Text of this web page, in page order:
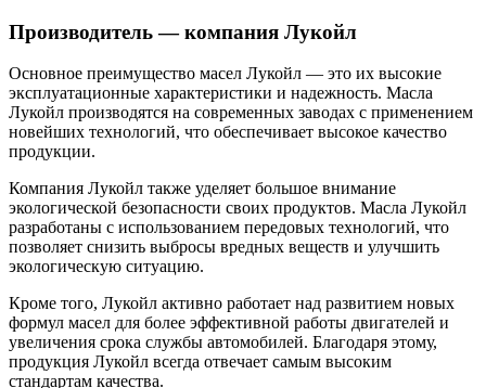
Производитель — компания Лукойл
Основное преимущество масел Лукойл — это их высокие
эксплуатационные характеристики и надежность. Масла
Лукойл производятся на современных заводах с применением
новейших технологий, что обеспечивает высокое качество
продукции.
Компания Лукойл также уделяет большое внимание
экологической безопасности своих продуктов. Масла Лукойл
разработаны с использованием передовых технологий, что
позволяет снизить выбросы вредных веществ и улучшить
экологическую ситуацию.
Кроме того, Лукойл активно работает над развитием новых
формул масел для более эффективной работы двигателей и
увеличения срока службы автомобилей. Благодаря этому,
продукция Лукойл всегда отвечает самым высоким
стандартам качества.